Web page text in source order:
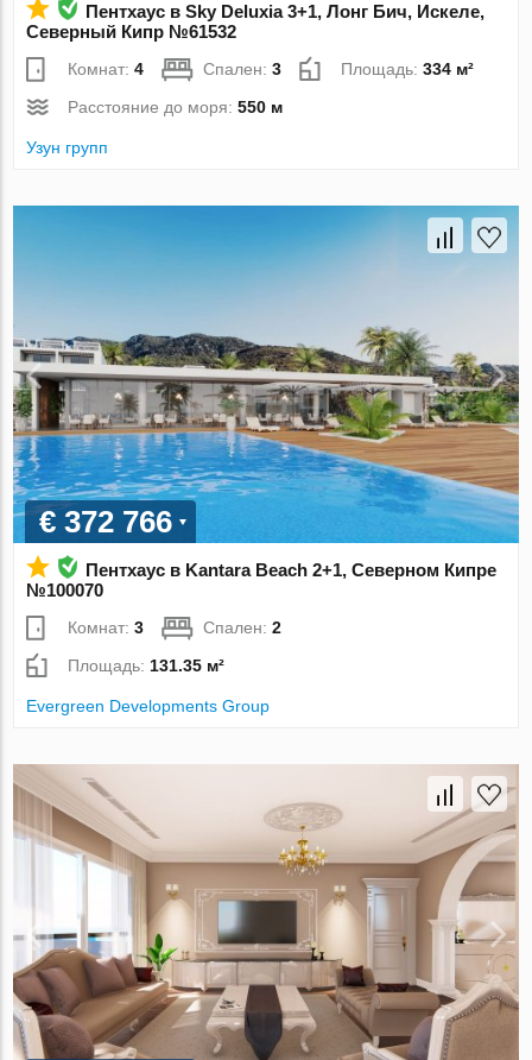
Пентхаус в Sky Deluxia 3+1, Лонг Бич, Искеле,
Северный Кипр №61532
Комнат:4 Спален:3 Площадь:334 м²
Расстояние до моря:550 м
Узун групп
€ 372 766
Пентхаус в Kantara Beach 2+1, Северном Кипре
№100070
Комнат:3 Спален:2
Площадь: 131.35 м²
Evergreen Developments Group